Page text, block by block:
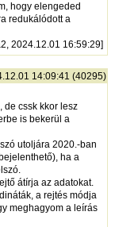
hogy elengeded
redukálódott a
2024.12.01 16:59:29]
14:09:41 (40295)
de cssk kkor lesz
is bekerül a
utoljára 2020.-ban
ha a
átírja az adatokat.
a rejtés módja
meghagyom a leírás